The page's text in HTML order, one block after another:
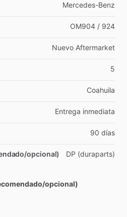
Mercedes-Benz
OM904 ​/​ 924
Nuevo Aftermarket
5
Coahuila
Entrega inmediata
90 días
opcional) DP (duraparts)
opcional)